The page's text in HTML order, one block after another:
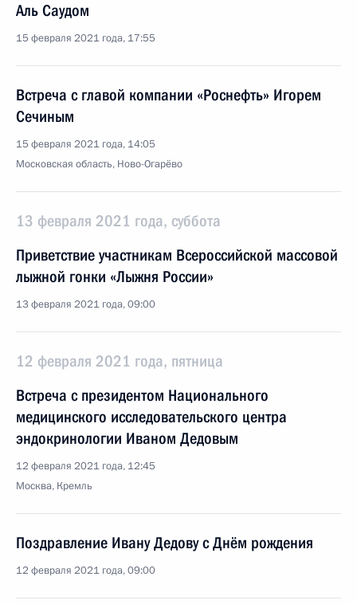
Аль Саудом
15 февраля 2021 года, 17:55
Встреча с главой компании «Роснефть» Игорем
Сечиным
15 февраля 2021 года, 14:05
Московская область, Ново-Огарёво
13 февраля 2021 года, суббота
Приветствие участникам Всероссийской массовой
лыжной гонки «Лыжня России»
13 февраля 2021 года, 09:00
12 февраля 2021 года, пятница
Встреча с президентом Национального
медицинского исследовательского центра
эндокринологии Иваном Дедовым
12 февраля 2021 года, 12:45
Москва, Кремль
Поздравление Ивану Дедову с Днём рождения
12 февраля 2021 года, 09:00